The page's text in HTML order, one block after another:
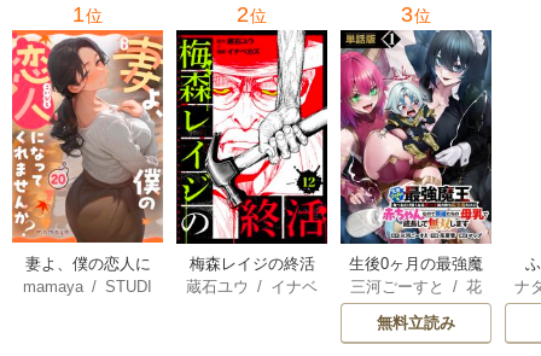
1位
妻よ、僕の恋人に
なってくれません
mamaya/STUDI
2位
梅森レイジの終活
蔵石ユウ / イナベ
3位
生後0ヶ月の最強魔
王 食べるだけ強
くなるチート能力
持ち転生者だけど
三河ごーすと /花
房雪/ マップ
無料立読み
ナ